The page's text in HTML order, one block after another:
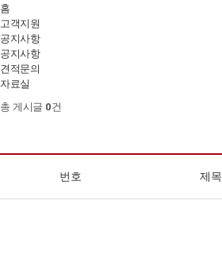
홈
고객지원
공지사항
공지사항
견적문의
자료실
총 게시글 0건
번호 제목